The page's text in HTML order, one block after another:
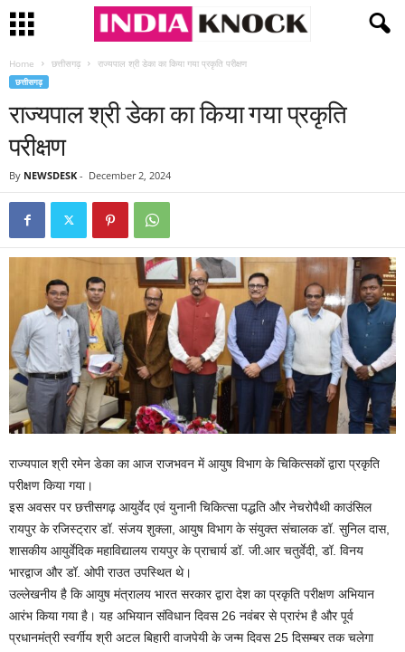
Home छत्तीसगढ़ राज्यपाल श्री डेका का किया गया प्रकृति परीक्षण
छत्तीसगढ़
राज्यपाल श्री डेका का किया गया प्रकृति
परीक्षण
By NEWSDESK - December 2, 2024
राज्यपाल श्री रमेन डेका का आज राजभवन में आयुष विभाग के चिकित्सकों द्वारा प्रकृति
परीक्षण किया गया।
इस अवसर पर छत्तीसगढ़ आयुर्वेद एवं युनानी चिकित्सा पद्धति और नेचरोपैथी काउंसिल
रायपुर के रजिस्ट्रार डॉ. संजय शुक्ला, आयुष विभाग के संयुक्त संचालक डॉ. सुनिल दास,
शासकीय आयुर्वेदिक महाविद्यालय रायपुर के प्राचार्य डॉ. जी.आर चतुर्वेदी, डॉ. विनय
भारद्वाज और डॉ. ओपी राउत उपस्थित थे।
उल्लेखनीय है कि आयुष मंत्रालय भारत सरकार द्वारा देश का प्रकृति परीक्षण अभियान
आरंभ किया गया है। यह अभियान संविधान दिवस 26 नवंबर से प्रारंभ है और पूर्व
प्रधानमंत्री स्वर्गीय श्री अटल बिहारी वाजपेयी के जन्म दिवस 25 दिसम्बर तक चलेगा